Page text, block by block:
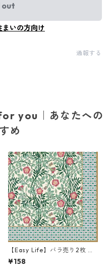
out
まいの方向け
通報する
you｜あなたへの
め
【Easy Life】バラ売り2枚 ラ
ンチサイズ ペーパーナプキン
Floral Fantasy グリーン
¥158